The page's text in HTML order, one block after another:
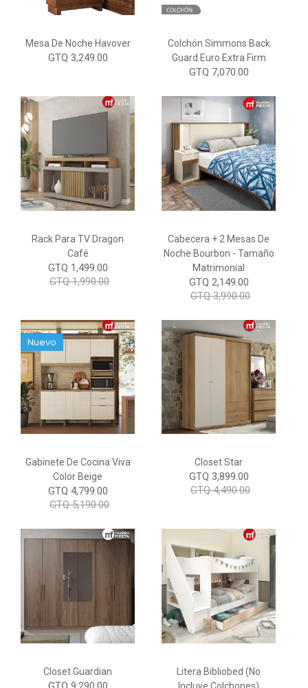
Mesa De Noche Havover
GTQ 3,249.00
Colchón Simmons Back
Guard Euro Extra Firm
GTQ 7,070.00
Rack Para TV Dragon
Café
GTQ 1,499.00
GTQ 1,990.00
Cabecera + 2 Mesas De
Noche Bourbon - Tamaño
Matrimonial
GTQ 2,149.00
GTQ 3,990.00
Gabinete De Cocina Viva
Color Beige
Nuevo
GTQ 4,799.00
GTQ 5,190.00
Closet Star
GTQ 3,899.00
GTQ 4,490.00
Closet Guardian
Litera Bibliobed (No
Incluye Colchones)